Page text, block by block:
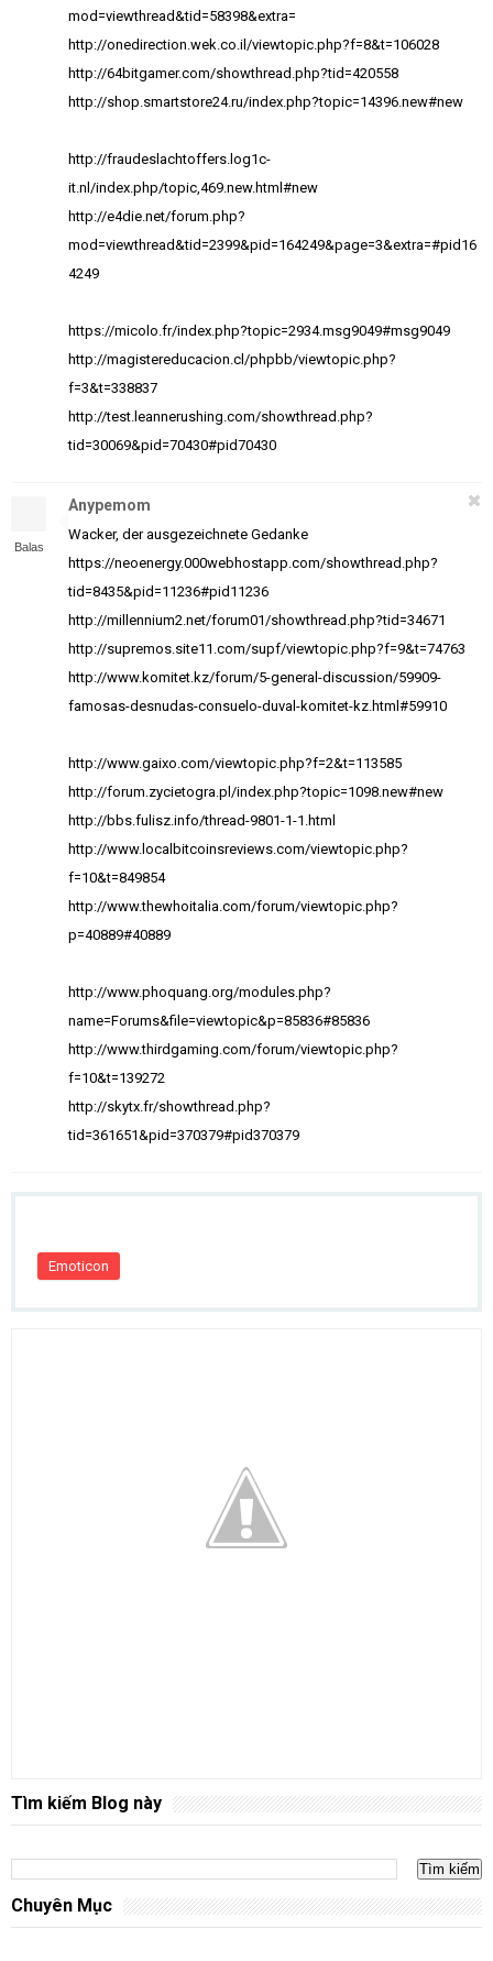
mod=viewthread&tid=58398&extra=
http://onedirection.wek.co.il/viewtopic.php?f=8&t=106028
http://64bitgamer.com/showthread.php?tid=420558
http://shop.smartstore24.ru/index.php?topic=14396.new#new
http://fraudeslachtoffers.log1c-
it.nl/index.php/topic,469.new.html#new
http://e4die.net/forum.php?
mod=viewthread&tid=2399&pid=164249&page=3&extra=#pid16
4249
https://micolo.fr/index.php?topic=2934.msg9049#msg9049
http://magistereducacion.cl/phpbb/viewtopic.php?
f=3&t=338837
http://test.leannerushing.com/showthread.php?
tid=30069&pid=70430#pid70430
Balas
Anypemom
Wacker, der ausgezeichnete Gedanke
https://neoenergy.000webhostapp.com/showthread.php?
tid=8435&pid=11236#pid11236
http://millennium2.net/forum01/showthread.php?tid=34671
http://supremos.site11.com/supf/viewtopic.php?f=9&t=74763
http://www.komitet.kz/forum/5-general-discussion/59909-
famosas-desnudas-consuelo-duval-komitet-kz.html#59910
http://www.gaixo.com/viewtopic.php?f=2&t=113585
http://forum.zycietogra.pl/index.php?topic=1098.new#new
http://bbs.fulisz.info/thread-9801-1-1.html
http://www.localbitcoinsreviews.com/viewtopic.php?
f=10&t=849854
http://www.thewhoitalia.com/forum/viewtopic.php?
p=40889#40889
http://www.phoquang.org/modules.php?
name=Forums&file=viewtopic&p=85836#85836
http://www.thirdgaming.com/forum/viewtopic.php?
f=10&t=139272
http://skytx.fr/showthread.php?
tid=361651&pid=370379#pid370379
Emoticon
Tìm kiếm Blog này
Chuyên Mục